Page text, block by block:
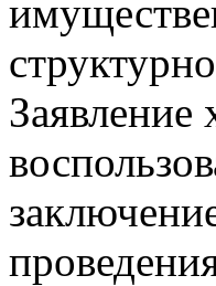
Заявление